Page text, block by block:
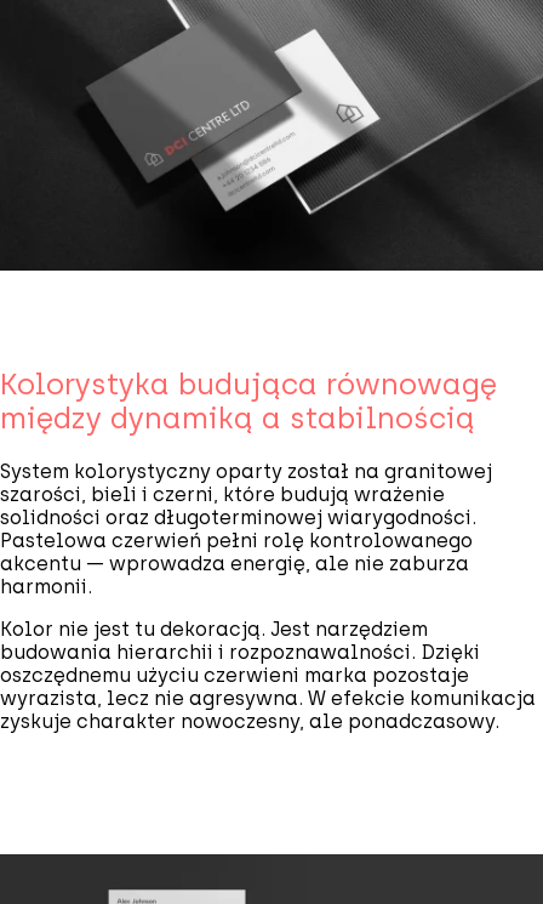
Kolorystyka budująca równowagę
między dynamiką a stabilnością
System kolorystyczny oparty został na granitowej
szarości, bieli i czerni, które budują wrażenie
solidności oraz długoterminowej wiarygodności.
Pastelowa czerwień pełni rolę kontrolowanego
akcentu — wprowadza energię, ale nie zaburza
harmonii.
Kolor nie jest tu dekoracją. Jest narzędziem
budowania hierarchii i rozpoznawalności. Dzięki
oszczędnemu użyciu czerwieni marka pozostaje
wyrazista, lecz nie agresywna. W efekcie komunikacja
zyskuje charakter nowoczesny, ale ponadczasowy.